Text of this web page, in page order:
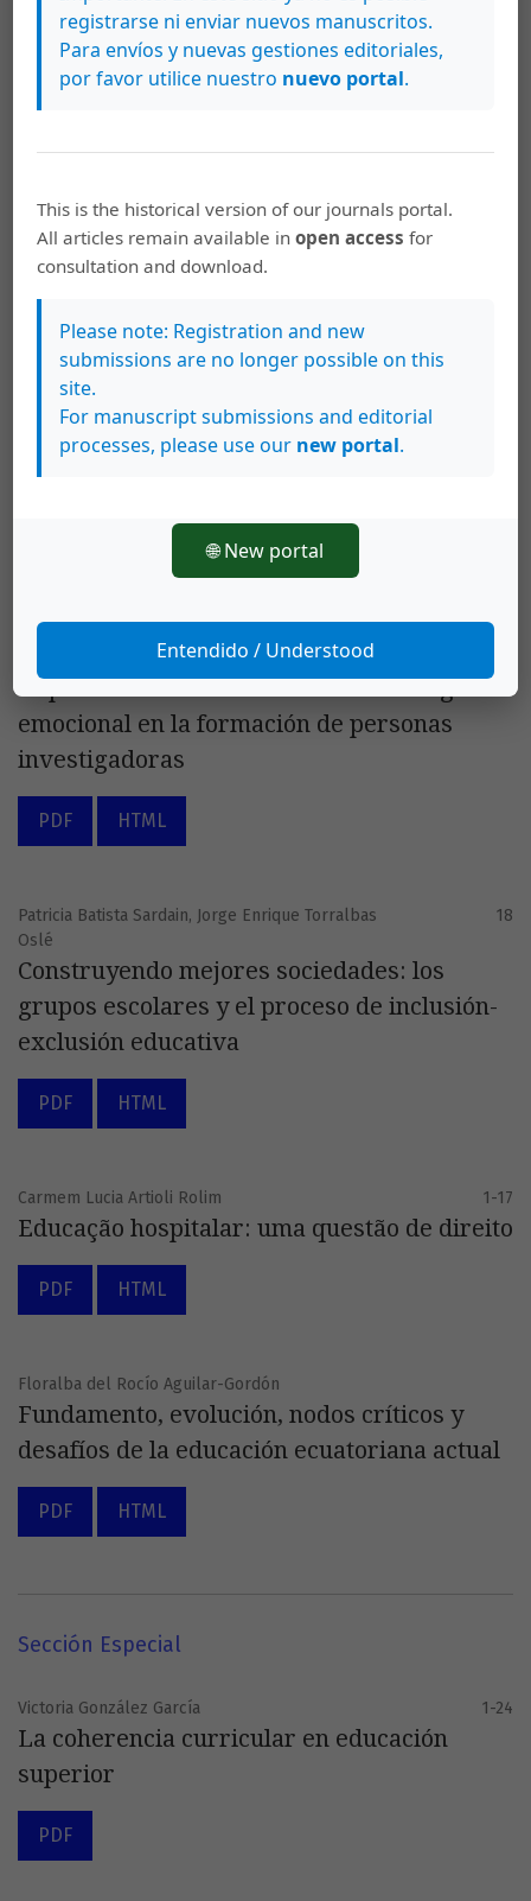
PDF HTML
liderazgo educativo, acercamientos
metodológicos contemporáneos
PDF
Sergio Gerardo Malaga-Villegas
Hacia una complexión del discurso
intercultural en planes de estudio de
Rocio Fragoso-Luzuriaga
Importancia del desarrollo de la inteligencia
emocional en la formación de personas
investigadoras
PDF HTML
Patricia Batista Sardain, Jorge Enrique Torralbas
Oslé
18
Construyendo mejores sociedades: los
grupos escolares y el proceso de inclusión-
exclusión educativa
PDF HTML
Carmem Lucia Artioli Rolim 1-17
Educação hospitalar: uma questão de direito
PDF HTML
Floralba del Rocío Aguilar-Gordón
Fundamento, evolución, nodos críticos y
desafíos de la educación ecuatoriana actual
PDF HTML
Sección Especial
Victoria González García 1-24
La coherencia curricular en educación
superior
PDF
registrarse ni enviar nuevos manuscritos.
Para envíos y nuevas gestiones editoriales,
por favor utilice nuestro nuevo portal.
This is the historical version of our journals portal.
All articles remain available inopen access for
consultation and download.
Please note: Registration and new
submissions are no longer possible on this
site.
For manuscript submissions and editorial
processes, please use our new portal.
🌐 New portal
Entendido / Understood